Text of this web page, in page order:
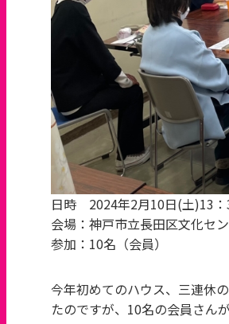
日時 2024年2月10日(土)13：
会場：神戸市立長田区文化セ
参加：10名（会員）
今年初めてのハウス、三連休
たのですが、10名の会員さん